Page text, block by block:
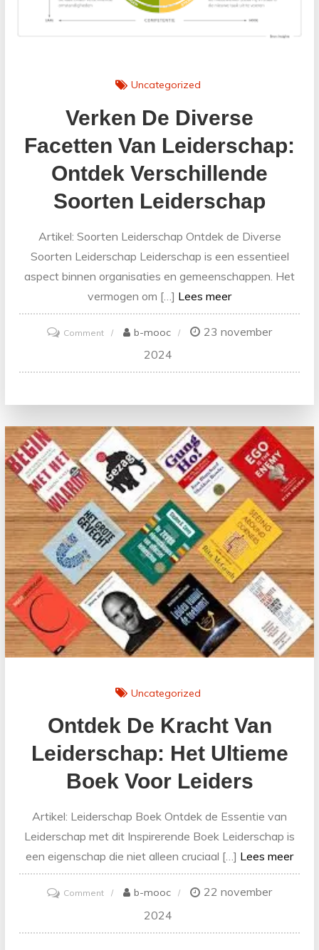
Uncategorized
Verken De Diverse
Facetten Van Leiderschap:
Ontdek Verschillende
Soorten Leiderschap
Artikel: Soorten Leiderschap Ontdek de Diverse
Soorten Leiderschap Leiderschap is een essentieel
aspect binnen organisaties en gemeenschappen. Het
vermogen om […] Lees meer
Commenton
de
van
Leiderschap:
Ontdek
Verschillende
Soorten
Leiderschap
b-mooc
23 november
2024
Uncategorized
Ontdek De Kracht Van
Leiderschap: Het Ultieme
Boek Voor Leiders
Artikel: Leiderschap Boek Ontdek de Essentie van
Leiderschap met dit Inspirerende Boek Leiderschap is
een eigenschap die niet alleen cruciaal […] Lees meer
Commenton
de
b-mooc
22 november
2024